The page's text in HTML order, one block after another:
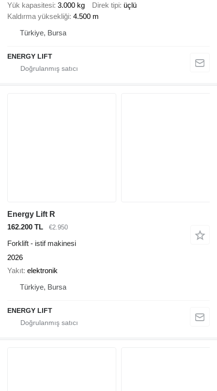
Yük kapasitesi 3.000 kg Direk tipi üçlü
Kaldırma yüksekliği 4.500 m
Türkiye, Bursa
ENERGY LIFT
Energy Lift R
162.200 TL
€2.950
Forklift - istif makinesi
2026
Yakıt elektronik
Türkiye, Bursa
ENERGY LIFT